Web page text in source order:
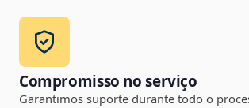
Compromisso no serviço
Garantimos suporte durante todo o